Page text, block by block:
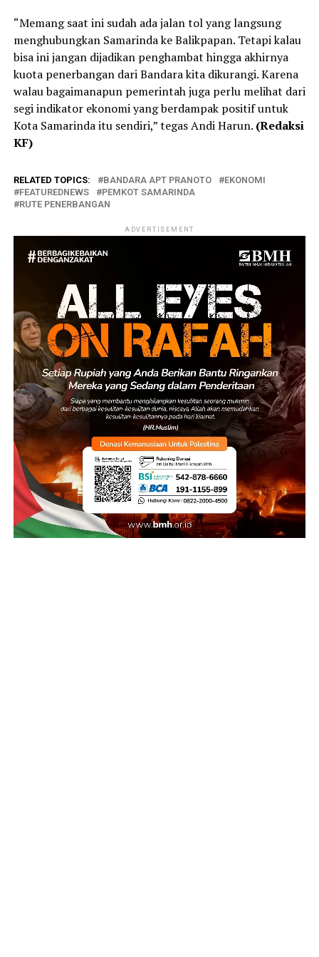
“Memang saat ini sudah ada jalan tol yang langsung
menghubungkan Samarinda ke Balikpapan. Tetapi kalau
bisa ini jangan dijadikan penghambat hingga akhirnya
kuota penerbangan dari Bandara kita dikurangi. Karena
walau bagaimanapun pemerintah juga perlu melihat dari
segi indikator ekonomi yang berdampak positif untuk
Kota Samarinda itu sendiri,” tegas Andi Harun. (Redaksi
KF)
RELATED TOPICS: BANDARA APT PRANOTO
EKONOMI
FEATUREDNEWS
PEMKOT SAMARINDA
RUTE PENERBANGAN
ADVERTISEMENT